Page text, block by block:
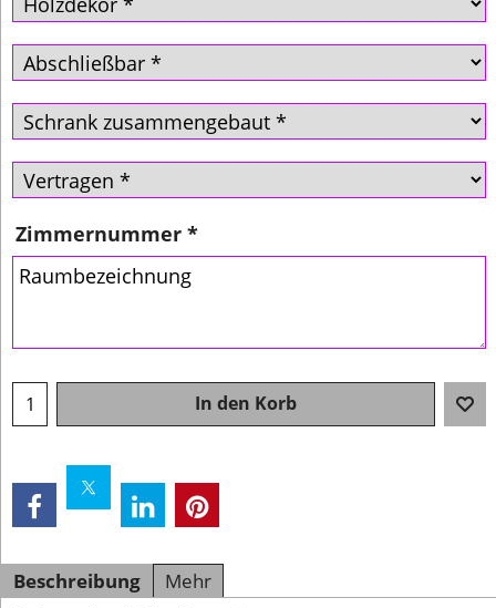
Zimmernummer *
In den Korb
Beschreibung Mehr